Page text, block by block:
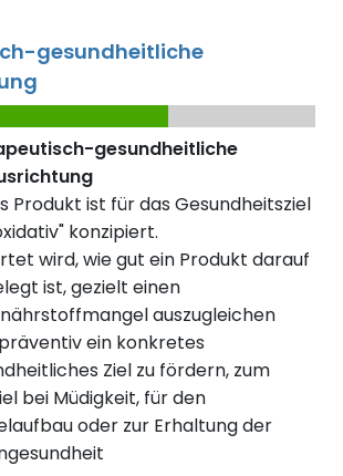
gesundheitliche
gesundheitliche
Produkt ist für das Gesundheitsziel
konzipiert.
wird, wie gut ein Produkt darauf
ist, gezielt einen
auszugleichen
ein konkretes
Ziel zu fördern, zum
bei Müdigkeit, für den
oder zur Erhaltung der